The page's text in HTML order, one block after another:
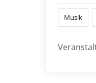
Musik